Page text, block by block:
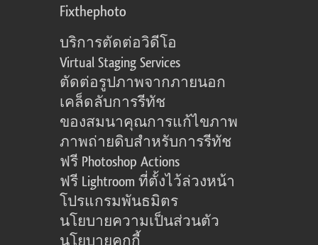
Fixthephoto
บริการตัดต่อวิดีโอ
Virtual Staging Services
ตัดต่อรูปภาพจากภายนอก
เคล็ดลับการรีทัช
ของสมนาคุณการแก้ไขภาพ
ภาพถ่ายดิบสำหรับการรีทัช
ฟรี Photoshop Actions
ฟรี Lightroom ที่ตั้งไว้ล่วงหน้า
โปรแกรมพันธมิตร
นโยบายความเป็นส่วนตัว
นโยบายคุกกี้